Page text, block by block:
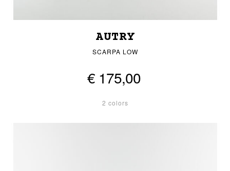
AUTRY
SCARPA LOW
€ 175,00
2 colors